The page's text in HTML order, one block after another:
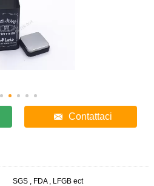
Contattaci
SGS , FDA , LFGB ect